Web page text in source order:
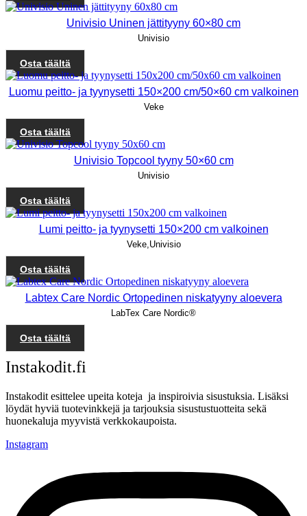
Univisio Uninen jättityyny 60×80 cm
Univisio
Osta täältä
Luomu peitto- ja tyynysetti 150×200 cm/50×60 cm valkoinen
Veke
Osta täältä
Univisio Topcool tyyny 50×60 cm
Univisio
Osta täältä
Lumi peitto- ja tyynysetti 150×200 cm valkoinen
Veke,Univisio
Osta täältä
Labtex Care Nordic Ortopedinen niskatyyny aloevera
LabTex Care Nordic®
Osta täältä
Instakodit.fi
Instakodit esittelee upeita koteja ja inspiroivia sisustuksia. Lisäksi
löydät hyviä tuotevinkkejä ja tarjouksia sisustustuotteita sekä
huonekaluja myyvistä verkkokaupoista.
Instagram